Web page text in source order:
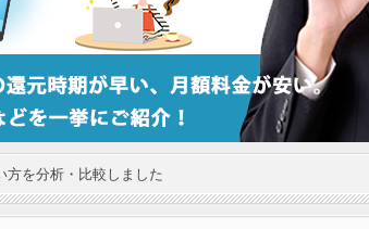
方を分析・比較しました